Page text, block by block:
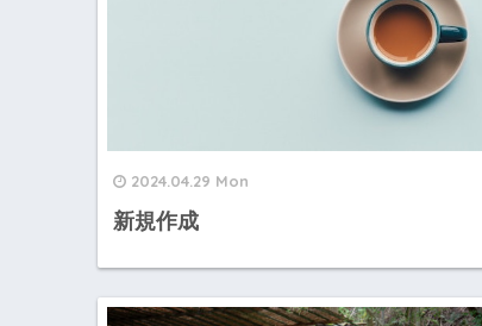
2024.04.29 Mon
新規作成